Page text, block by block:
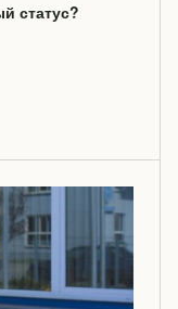
статус?